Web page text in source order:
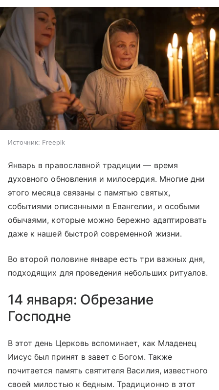
Источник: Freepik
Январь в православной традиции — время
духовного обновления и милосердия. Многие дни
этого месяца связаны с памятью святых,
событиями описанными в Евангелии, и особыми
обычаями, которые можно бережно адаптировать
даже к нашей быстрой современной жизни.
Во второй половине январе есть три важных дня,
подходящих для проведения небольших ритуалов.
14 января: Обрезание
Господне
В этот день Церковь вспоминает, как Младенец
Иисус был принят в завет с Богом. Также
почитается память святителя Василия, известного
своей милостью к бедным. Традиционно в этот